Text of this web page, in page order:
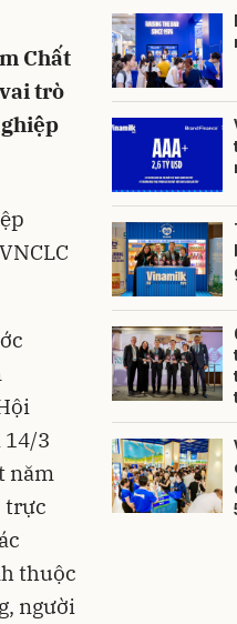
Chất
trò
14/3
năm
trực
thuộc
người